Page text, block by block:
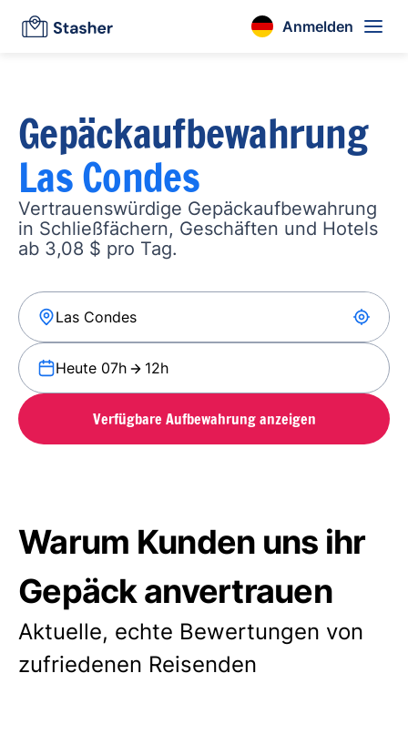
Anmelden
Gepäckaufbewahrung
Las Condes
Vertrauenswürdige Gepäckaufbewahrung
in Schließfächern, Geschäften und Hotels
ab 3,08 $ pro Tag.
Heute 07h 12h
Verfügbare Aufbewahrung anzeigen
Warum Kunden uns ihr
Gepäck anvertrauen
Aktuelle, echte Bewertungen von
zufriedenen Reisenden